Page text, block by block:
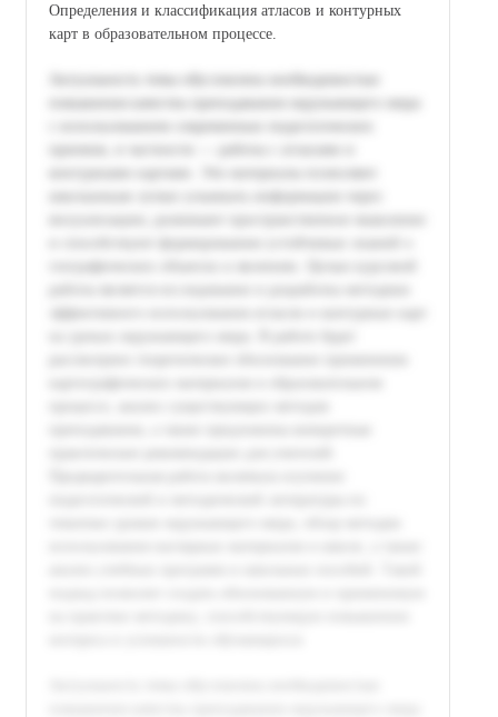
Определения и классификация атласов и контурных
карт в образовательном процессе.